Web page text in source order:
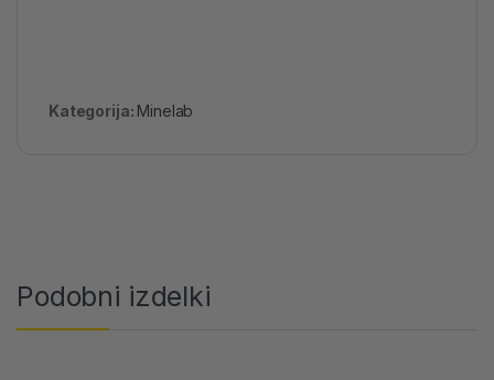
Kategorija: Minelab
Podobni izdelki